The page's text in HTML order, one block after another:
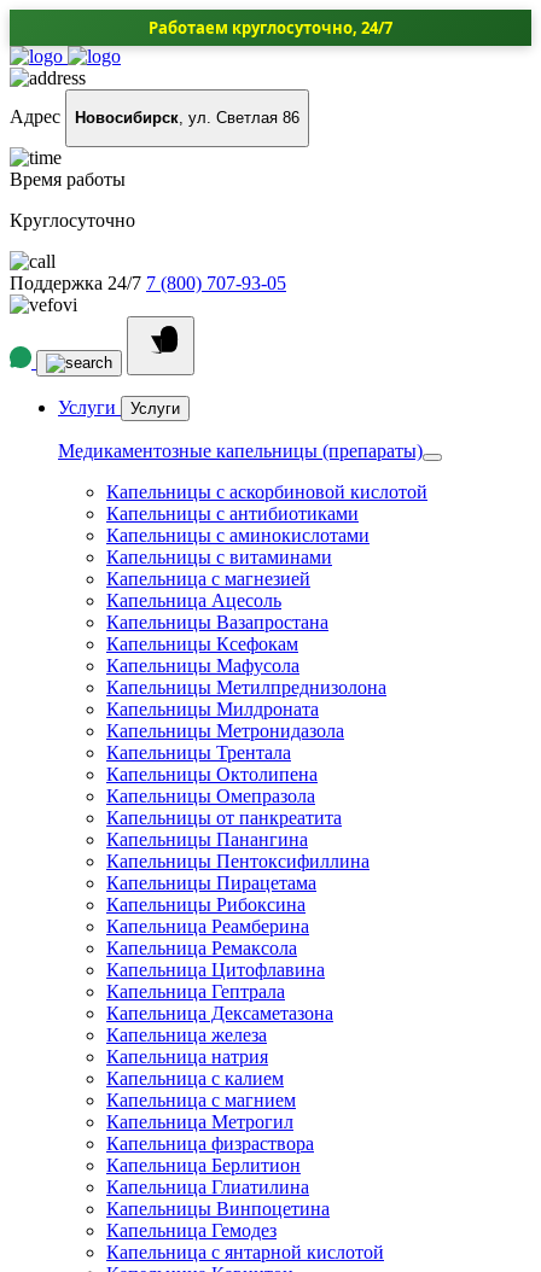
Работаем круглосуточно, 24/7
Адрес Новосибирск, ул. Светлая 86
Время работы
Круглосуточно
Поддержка 24/7 7 (800) 707-93-05
Услуги Услуги
Медикаментозные капельницы (препараты)
Капельницы с аскорбиновой кислотой
Капельницы с антибиотиками
Капельницы с аминокислотами
Капельницы с витаминами
Капельница с магнезией
Капельница Ацесоль
Капельницы Вазапростана
Капельницы Ксефокам
Капельницы Мафусола
Капельницы Метилпреднизолона
Капельницы Милдроната
Капельницы Метронидазола
Капельницы Трентала
Капельницы Октолипена
Капельницы Омепразола
Капельницы от панкреатита
Капельницы Панангина
Капельницы Пентоксифиллина
Капельницы Пирацетама
Капельницы Рибоксина
Капельница Реамберина
Капельница Ремаксола
Капельница Цитофлавина
Капельница Гептрала
Капельница Дексаметазона
Капельница железа
Капельница натрия
Капельница с калием
Капельница с магнием
Капельница Метрогил
Капельница физраствора
Капельница Берлитион
Капельница Глиатилина
Капельницы Винпоцетина
Капельница Гемодез
Капельница с янтарной кислотой